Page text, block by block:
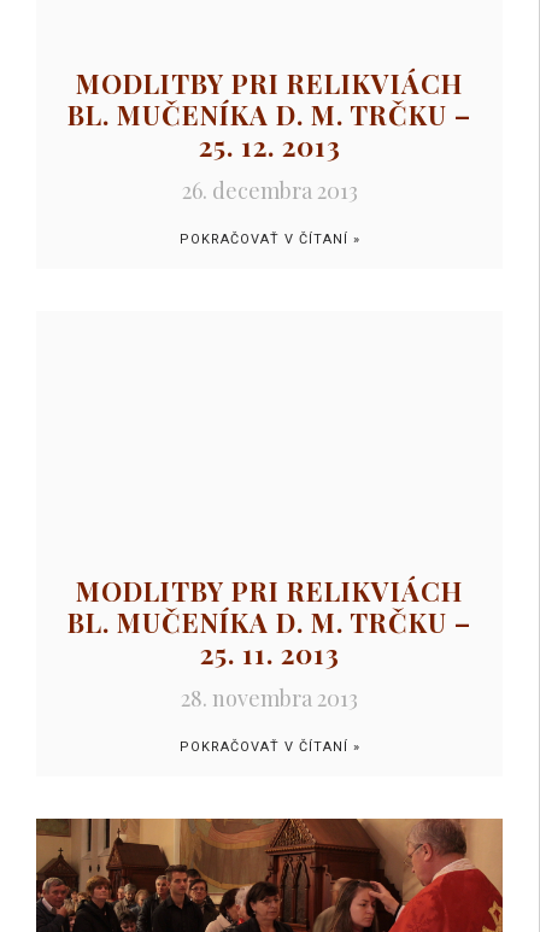
MODLITBY PRI RELIKVIÁCH
BL. MUČENÍKA D. M. TRČKU –
25. 12. 2013
26. decembra 2013
POKRAČOVAŤ V ČÍTANÍ »
MODLITBY PRI RELIKVIÁCH
BL. MUČENÍKA D. M. TRČKU –
25. 11. 2013
28. novembra 2013
POKRAČOVAŤ V ČÍTANÍ »